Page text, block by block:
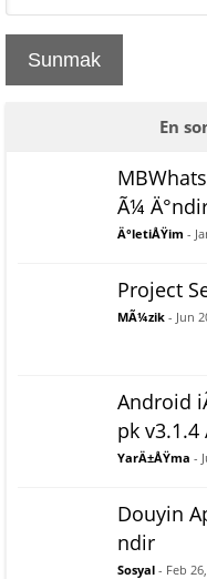
Sunmak
En
Ã¼
Ä°letiÅŸim -
Project
MÃ¼zik - Jun
Android
pk v3.1.4
YarÄ±ÅŸma -
Douyin
ndir
Sosyal - Feb